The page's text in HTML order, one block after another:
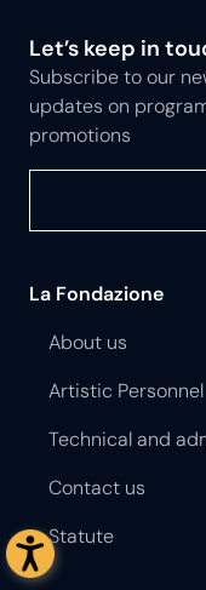
Let’s keep in
Subscribe to our
updates on
promotions
La Fondazione
About us
Artistic Personnel
Technical and
Contact us
Statute